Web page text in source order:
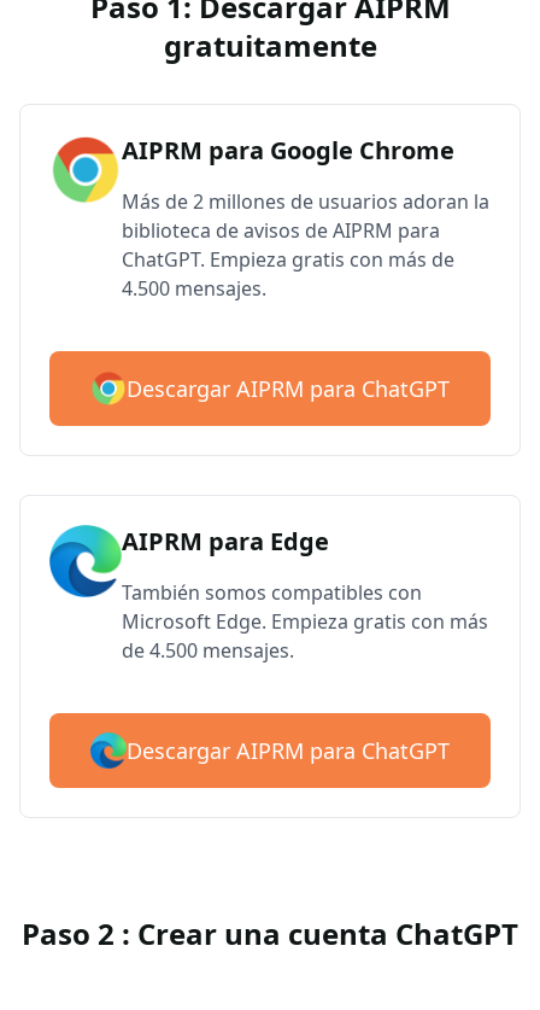
gratuitamente
AIPRM para Google Chrome
Más de 2 millones de usuarios adoran la
biblioteca de avisos de AIPRM para
ChatGPT. Empieza gratis con más de
4.500 mensajes.
Descargar AIPRM para ChatGPT
AIPRM para Edge
También somos compatibles con
Microsoft Edge. Empieza gratis con más
de 4.500 mensajes.
Descargar AIPRM para ChatGPT
Paso 2 : Crear una cuenta ChatGPT
We hate spam too. Unsubscribe at any time.
Go away, box!